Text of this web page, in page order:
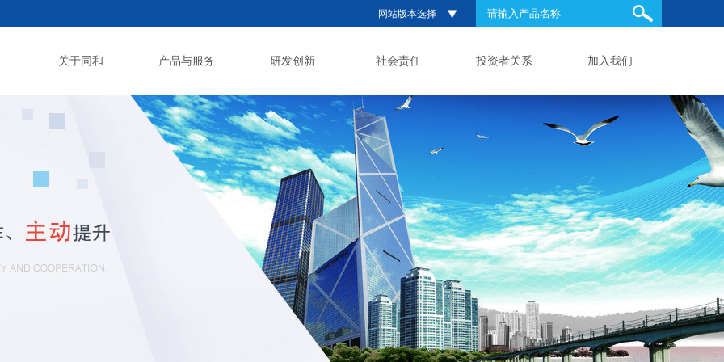
网站版本选择
关于同和 产品与服务 研发创新 社会责任 投资者关系 加入我们